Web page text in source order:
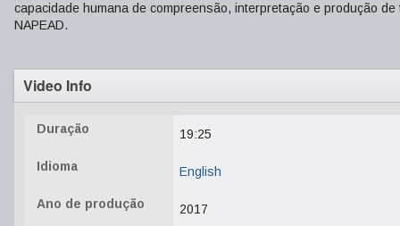
capacidade humana de compreensão, interpretação e produção
NAPEAD.
Video Info
Duração 19:25
Idioma English
Ano de produção 2017